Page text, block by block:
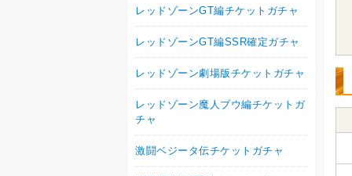
レッドゾーンGT編チケットガチャ
レッドゾーンGT編SSR確定ガチャ
レッドゾーン劇場版チケットガチャ
レッドゾーン魔人ブウ編チケットガ
チャ
激闘ベジータ伝チケットガチャ